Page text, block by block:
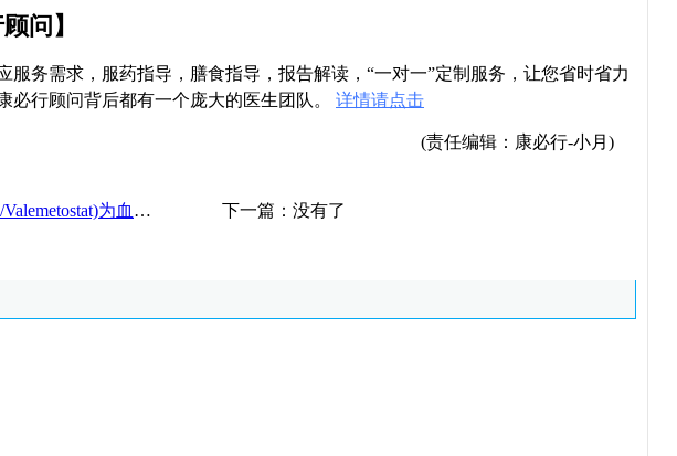
问】
服务需求，服药指导，膳食指导，报告解读，“一对一”定制服务，让您省时省力
必行顾问背后都有一个庞大的医生团队。 详情请点击
(责任编辑：康必行-小月)
统恶性肿瘤的治疗提供了新选择 下一篇：没有了